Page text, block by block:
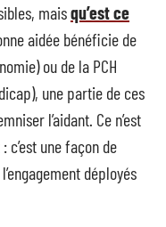
maisqu’est ce
aidée bénéficie de
ou de la PCH
une partie de ces
l’aidant. Ce n’est
c’est une façon de
déployés